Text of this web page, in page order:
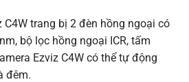
C4W trang bị 2 đèn hồng ngoại có
bộ lọc hồng ngoại ICR, tấm
Ezviz C4W có thể tự động
đêm.